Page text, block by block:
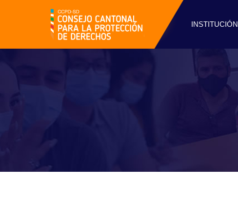
INSTITUCIÓN